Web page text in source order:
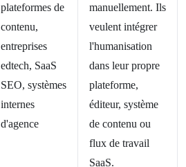
plateformes de
contenu,
entreprises
edtech, SaaS
SEO, systèmes
internes
d'agence
manuellement. Ils
veulent intégrer
l'humanisation
dans leur propre
plateforme,
éditeur, système
de contenu ou
flux de travail
SaaS.